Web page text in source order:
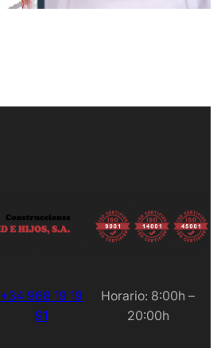
+34 968 19 19
91
Horario: 8:00h –
20:00h